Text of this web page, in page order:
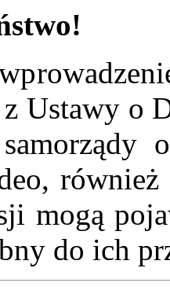
Ustawy o
mogą
do ich